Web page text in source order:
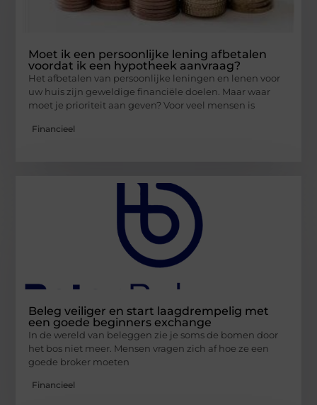
Moet ik een persoonlijke lening afbetalen
voordat ik een hypotheek aanvraag?
Het afbetalen van persoonlijke leningen en lenen voor
uw huis zijn geweldige financiële doelen. Maar waar
moet je prioriteit aan geven? Voor veel mensen is
Financieel
Beleg veiliger en start laagdrempelig met
een goede beginners exchange
In de wereld van beleggen zie je soms de bomen door
het bos niet meer. Mensen vragen zich af hoe ze een
goede broker moeten
Financieel